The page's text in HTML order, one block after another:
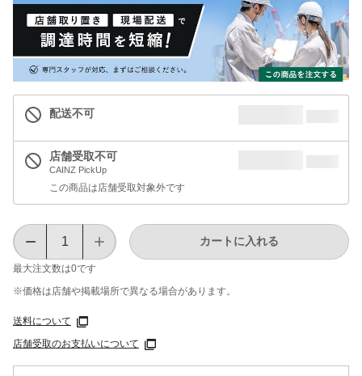
配送不可
店舗受取不可
CAINZ PickUp
この商品は店舗受取対象外です
最大注文数は0です
カートに入れる
※価格は​店舗や​掲載場所で​異なる​場合が​あります。
送料について
店舗受取のお支払いについて